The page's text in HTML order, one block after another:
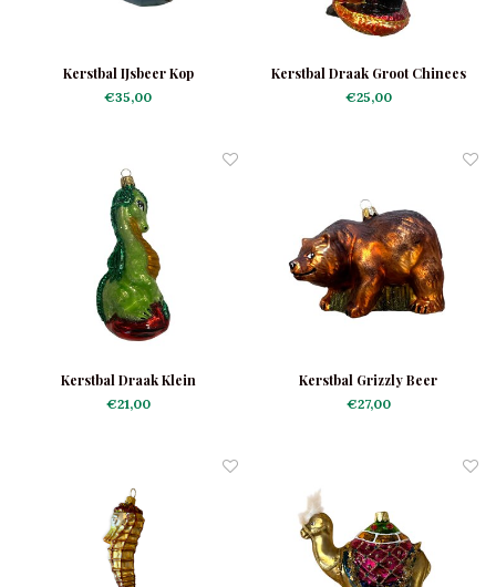
Kerstbal IJsbeer Kop
€35,00
Kerstbal Draak Groot Chinees
€25,00
Kerstbal Draak Klein
€21,00
Kerstbal Grizzly Beer
€27,00